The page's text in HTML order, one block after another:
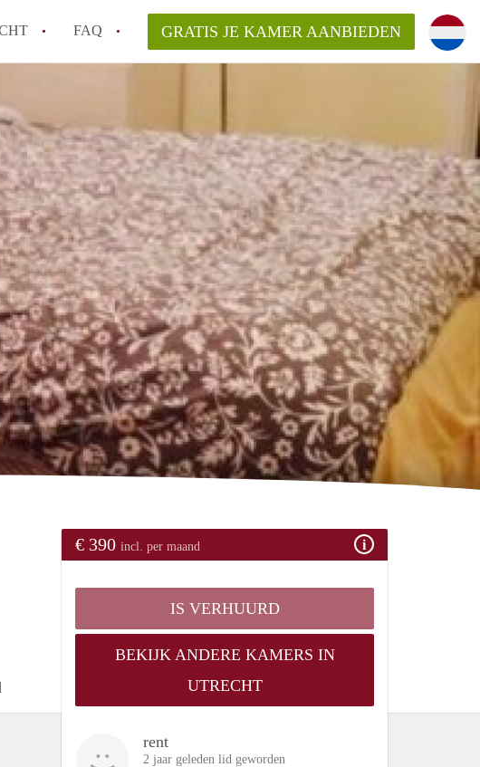
FAQ
kamer in Utrecht?
om een kamer te vinden in Utrecht?
een kamer te vinden!
Utrecht
vragen
GRATIS JE KAMER AANBIEDEN
€ 390 incl. per maand
IS VERHUURD
BEKIJK ANDERE KAMERS IN
UTRECHT
rent
2 jaar geleden lid geworden